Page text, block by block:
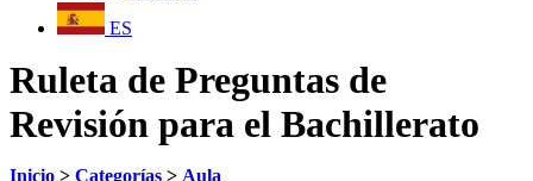
ES
Ruleta de Preguntas de
Revisión para el Bachillerato
Inicio > Categorías > Aula